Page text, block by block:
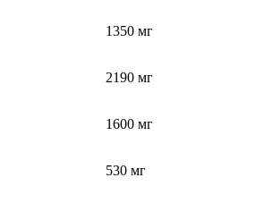
1350 мг
2190 мг
1600 мг
530 мг